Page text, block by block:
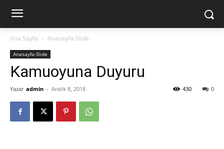
Ana Sayfa Anasayfa-Slide
Anasayfa-Slide
Kamuoyuna Duyuru
Yazar admin - Aralık 8, 2018 0
430